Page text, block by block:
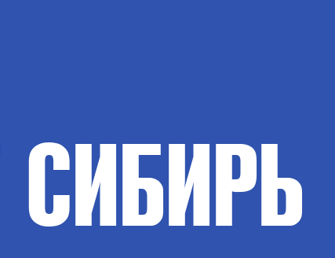
СИБИРЬ